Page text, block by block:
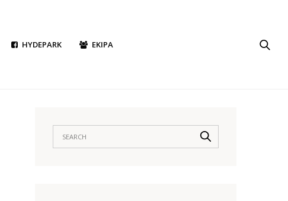
HYDEPARK EKIPA